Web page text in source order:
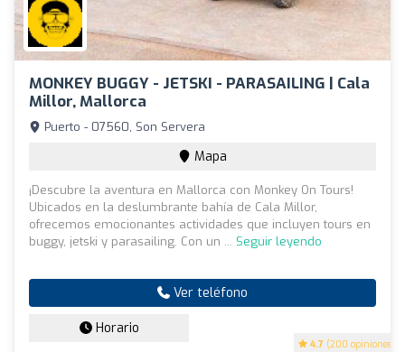
MONKEY BUGGY - JETSKI - PARASAILING | Cala
Millor, Mallorca
4.7 (200 opiniones)
Puerto - 07560, Son Servera
Mapa
¡Descubre la aventura en Mallorca con Monkey On Tours!
Ubicados en la deslumbrante bahía de Cala Millor,
ofrecemos emocionantes actividades que incluyen tours en
buggy, jetski y parasailing. Con un ... Seguir leyendo
Ver teléfono
Horario